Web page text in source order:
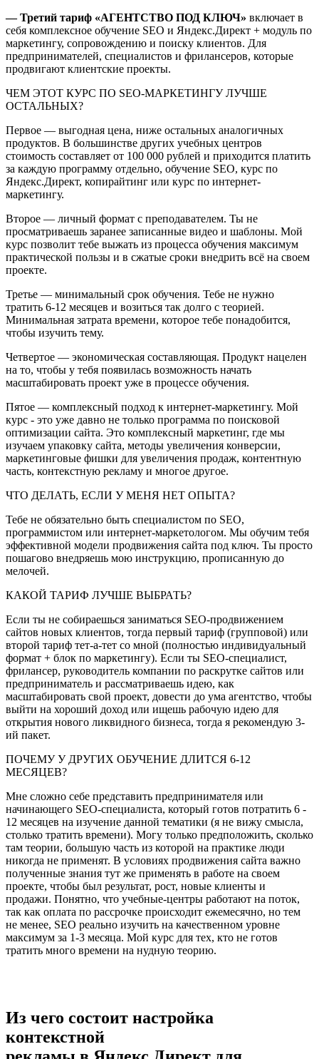
— Третий тариф «АГЕНТСТВО ПОД КЛЮЧ» включает в
себя комплексное обучение SEO и Яндекс.Директ + модуль по
маркетингу, сопровождению и поиску клиентов. Для
предпринимателей, специалистов и фрилансеров, которые
продвигают клиентские проекты.
ЧЕМ ЭТОТ КУРС ПО SEO-МАРКЕТИНГУ ЛУЧШЕ
ОСТАЛЬНЫХ?
Первое — выгодная цена, ниже остальных аналогичных
продуктов. В большинстве других учебных центров
стоимость составляет от 100 000 рублей и приходится платить
за каждую программу отдельно, обучение SEO, курс по
Яндекс.Директ, копирайтинг или курс по интернет-
маркетингу.
Второе — личный формат с преподавателем. Ты не
просматриваешь заранее записанные видео и шаблоны. Мой
курс позволит тебе выжать из процесса обучения максимум
практической пользы и в сжатые сроки внедрить всё на своем
проекте.
Третье — минимальный срок обучения. Тебе не нужно
тратить 6-12 месяцев и возиться так долго с теорией.
Минимальная затрата времени, которое тебе понадобится,
чтобы изучить тему.
Четвертое — экономическая составляющая. Продукт нацелен
на то, чтобы у тебя появилась возможность начать
масштабировать проект уже в процессе обучения.
Пятое — комплексный подход к интернет-маркетингу. Мой
курс - это уже давно не только программа по поисковой
оптимизации сайта. Это комплексный маркетинг, где мы
изучаем упаковку сайта, методы увеличения конверсии,
маркетинговые фишки для увеличения продаж, контентную
часть, контекстную рекламу и многое другое.
ЧТО ДЕЛАТЬ, ЕСЛИ У МЕНЯ НЕТ ОПЫТА?
Тебе не обязательно быть специалистом по SEO,
программистом или интернет-маркетологом. Мы обучим тебя
эффективной модели продвижения сайта под ключ. Ты просто
пошагово внедряешь мою инструкцию, прописанную до
мелочей.
КАКОЙ ТАРИФ ЛУЧШЕ ВЫБРАТЬ?
Если ты не собираешься заниматься SEO-продвижением
сайтов новых клиентов, тогда первый тариф (групповой) или
второй тариф тет-а-тет со мной (полностью индивидуальный
формат + блок по маркетингу). Если ты SEO-специалист,
фрилансер, руководитель компании по раскрутке сайтов или
предприниматель и рассматриваешь идею, как
масштабировать свой проект, довести до ума агентство, чтобы
выйти на хороший доход или ищешь рабочую идею для
открытия нового ликвидного бизнеса, тогда я рекомендую 3-
ий пакет.
ПОЧЕМУ У ДРУГИХ ОБУЧЕНИЕ ДЛИТСЯ 6-12
МЕСЯЦЕВ?
Мне сложно себе представить предпринимателя или
начинающего SEO-специалиста, который готов потратить 6 -
12 месяцев на изучение данной тематики (я не вижу смысла,
столько тратить времени). Могу только предположить, сколько
там теории, большую часть из которой на практике люди
никогда не применят. В условиях продвижения сайта важно
полученные знания тут же применять в работе на своем
проекте, чтобы был результат, рост, новые клиенты и
продажи. Понятно, что учебные-центры работают на поток,
так как оплата по рассрочке происходит ежемесячно, но тем
не менее, SEO реально изучить на качественном уровне
максимум за 1-3 месяца. Мой курс для тех, кто не готов
тратить много времени на нудную теорию.
Из чего состоит настройка
контекстной